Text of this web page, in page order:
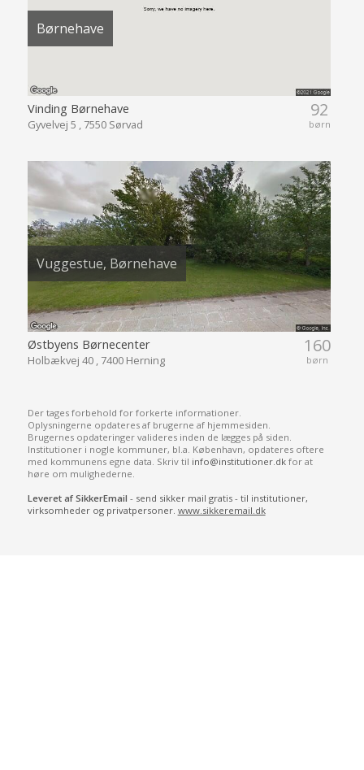
Børnehave
92
børn
Vinding Børnehave
Gyvelvej 5 , 7550 Sørvad
Vuggestue, Børnehave
160
børn
Østbyens Børnecenter
Holbækvej 40 , 7400 Herning
Der tages forbehold for forkerte informationer.
Oplysningerne opdateres af brugerne af hjemmesiden.
Brugernes opdateringer valideres inden de lægges på siden.
Institutioner i nogle kommuner, bl.a. København, opdateres oftere
med kommunens egne data. Skriv til info@institutioner.dkfor at
høre om mulighederne.
Leveret af SikkerEmail - send sikker mail gratis - til institutioner,
virksomheder og privatpersoner. www.sikkeremail.dk